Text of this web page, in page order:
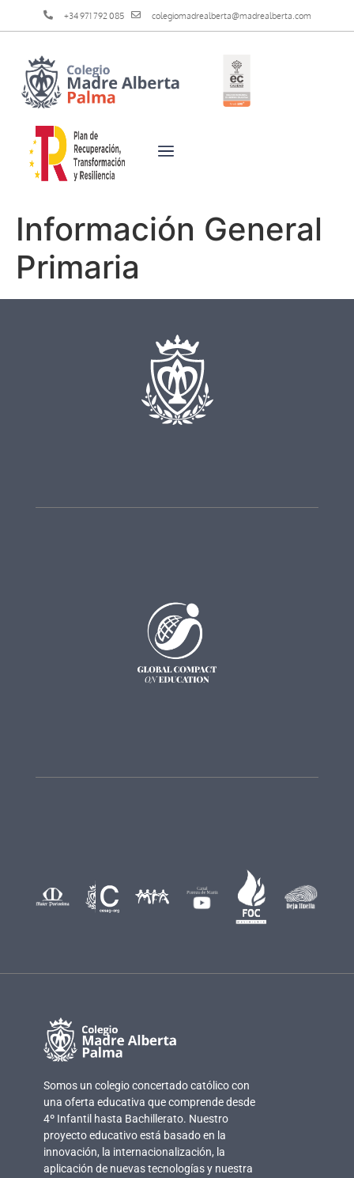
+34 971 792 085 colegiomadrealberta@madrealberta.com
Información General
Primaria
Somos un colegio concertado católico con
una oferta educativa que comprende desde
4º Infantil hasta Bachillerato. Nuestro
proyecto educativo está basado en la
innovación, la internacionalización, la
aplicación de nuevas tecnologías y nuestra